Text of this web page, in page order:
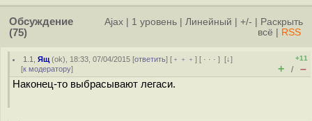
Обсуждение
(75)
Ajax 1 уровень Линейный +/-
Раскрыть
всё
RSS
1.1 ,Ящ (ok), 18:33, 07/04/2015 [ответить] [ ﹢﹢﹢] [ · · ·][↓]
[к модератору]
+11
+ / –
Наконец-то выбрасывают легаси.